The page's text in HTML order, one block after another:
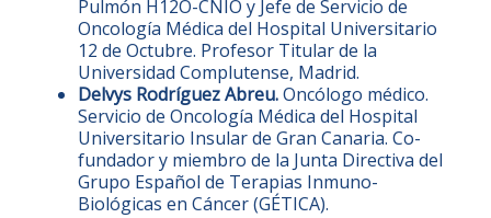
Pulmón H12O-CNIO y Jefe de Servicio de
Oncología Médica del Hospital Universitario
12 de Octubre. Profesor Titular de la
Universidad Complutense, Madrid.
Delvys Rodríguez Abreu.Oncólogo médico.
Servicio de Oncología Médica del Hospital
Universitario Insular de Gran Canaria. Co-
fundador y miembro de la Junta Directiva del
Grupo Español de Terapias Inmuno-
Biológicas en Cáncer(GÉTICA).